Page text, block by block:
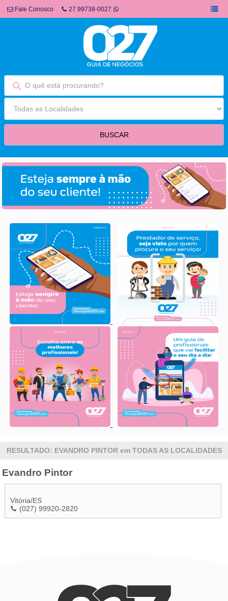
Fale Conosco 27 99738-0027
RESULTADO: EVANDRO PINTOR em TODAS AS LOCALIDADES
Evandro Pintor
Vitória/ES
(027) 99920-2820